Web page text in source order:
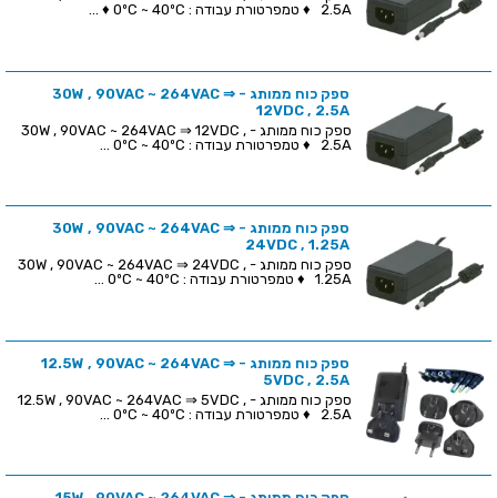
2.5A ♦ טמפרטורת עבודה : 0ºC ~ 40ºC ♦ ...
ספק כוח ממותג - 30W , 90VAC ~ 264VAC ⇒
12VDC , 2.5A
ספק כוח ממותג - 30W , 90VAC ~ 264VAC ⇒ 12VDC ,
2.5A ♦ טמפרטורת עבודה : 0ºC ~ 40ºC ...
ספק כוח ממותג - 30W , 90VAC ~ 264VAC ⇒
24VDC , 1.25A
ספק כוח ממותג - 30W , 90VAC ~ 264VAC ⇒ 24VDC ,
1.25A ♦ טמפרטורת עבודה : 0ºC ~ 40ºC ...
ספק כוח ממותג - 12.5W , 90VAC ~ 264VAC ⇒
5VDC , 2.5A
ספק כוח ממותג - 12.5W , 90VAC ~ 264VAC ⇒ 5VDC ,
2.5A ♦ טמפרטורת עבודה : 0ºC ~ 40ºC ...